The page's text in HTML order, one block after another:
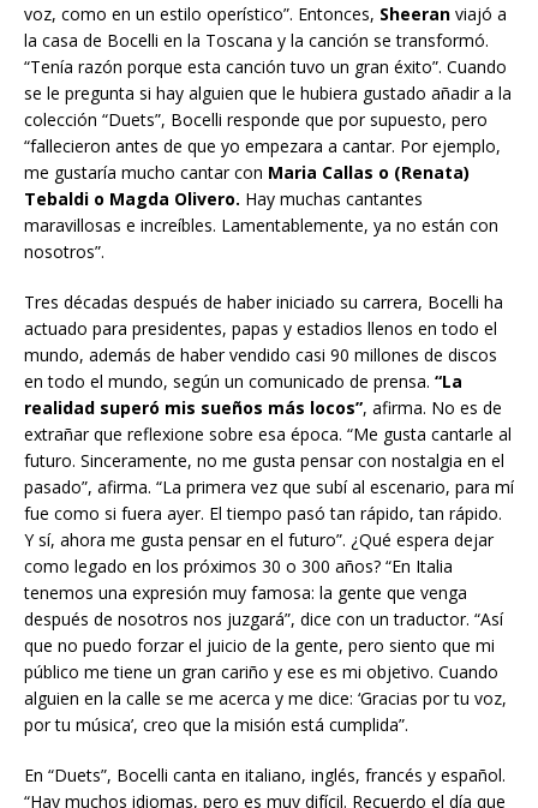
voz, como en un estilo operístico”. Entonces, Sheeran viajó a
la casa de Bocelli en la Toscana y la canción se transformó.
“Tenía razón porque esta canción tuvo un gran éxito”. Cuando
se le pregunta si hay alguien que le hubiera gustado añadir a la
colección “Duets”, Bocelli responde que por supuesto, pero
“fallecieron antes de que yo empezara a cantar. Por ejemplo,
me gustaría mucho cantar con Maria Callas o (Renata)
Tebaldi o Magda Olivero. Hay muchas cantantes
maravillosas e increíbles. Lamentablemente, ya no están con
nosotros”.
Tres décadas después de haber iniciado su carrera, Bocelli ha
actuado para presidentes, papas y estadios llenos en todo el
mundo, además de haber vendido casi 90 millones de discos
en todo el mundo, según un comunicado de prensa. “La
realidad superó mis sueños más locos”, afirma. No es de
extrañar que reflexione sobre esa época. “Me gusta cantarle al
futuro. Sinceramente, no me gusta pensar con nostalgia en el
pasado”, afirma. “La primera vez que subí al escenario, para mí
fue como si fuera ayer. El tiempo pasó tan rápido, tan rápido.
Y sí, ahora me gusta pensar en el futuro”. ¿Qué espera dejar
como legado en los próximos 30 o 300 años? “En Italia
tenemos una expresión muy famosa: la gente que venga
después de nosotros nos juzgará”, dice con un traductor. “Así
que no puedo forzar el juicio de la gente, pero siento que mi
público me tiene un gran cariño y ese es mi objetivo. Cuando
alguien en la calle se me acerca y me dice: ‘Gracias por tu voz,
por tu música’, creo que la misión está cumplida”.
En “Duets”, Bocelli canta en italiano, inglés, francés y español.
“Hay muchos idiomas, pero es muy difícil. Recuerdo el día que